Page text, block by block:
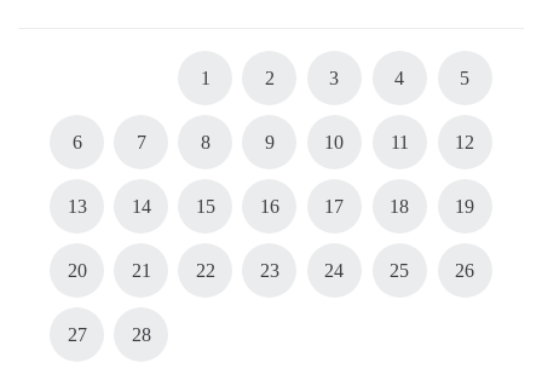
1 2 3 4 5
6 7 8 9 10 11 12
13 14 15 16 17 18 19
20 21 22 23 24 25 26
27 28